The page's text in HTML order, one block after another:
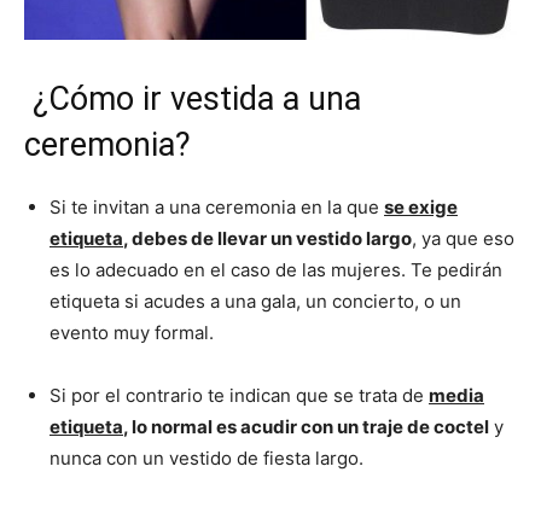
¿Cómo ir vestida a una
ceremonia?
Si te invitan a una ceremonia en la que se exige
etiqueta, debes de llevar un vestido largo, ya que eso
es lo adecuado en el caso de las mujeres. Te pedirán
etiqueta si acudes a una gala, un concierto, o un
evento muy formal.
Si por el contrario te indican que se trata de media
etiqueta, lo normal es acudir con un traje de coctel y
nunca con un vestido de fiesta largo.